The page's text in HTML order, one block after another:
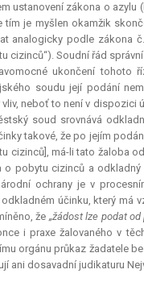
ustanovení zákona o
je myšlen okamžik
analogicky podle zákona
cizinců“). Soudní řád
ukončení tohoto
soudu její podání
neboť to není v
soud srovnává
takové, že po jejím
cizinců], má-li tato žaloba
pobytu cizinců a
ochrany je v
účinku, který má
že „žádost lze podat
i praxe žalovaného v
orgánu průkaz žadatele
ani dosavadní judikaturu